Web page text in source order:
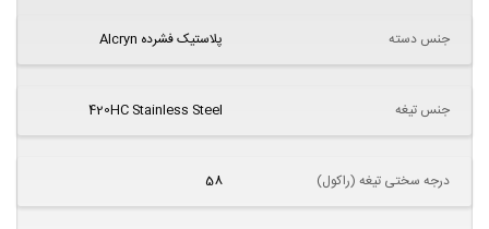
جنس دسته پلاستیک فشرده Alcryn
جنس تیغه 420HC Stainless Steel
درجه سختی تیغه (راکول) 58